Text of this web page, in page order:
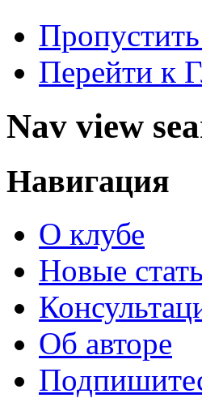
Перейти к
Nav view
Навигация
О клубе
Новые
Об авторе